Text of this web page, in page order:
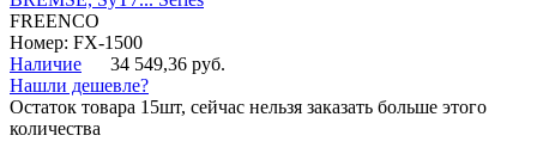
FREENCO
Номер: FX-1500
Наличие
34 549,36 руб.
Нашли дешевле?
Остаток товара 15шт, сейчас нельзя заказать больше этого
количества